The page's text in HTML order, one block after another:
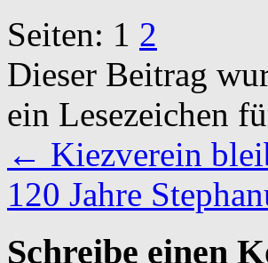
Seiten: 1 2
Dieser Beitrag
ein Lesezeichen
← Kiezverein
120 Jahre
Schreibe einen